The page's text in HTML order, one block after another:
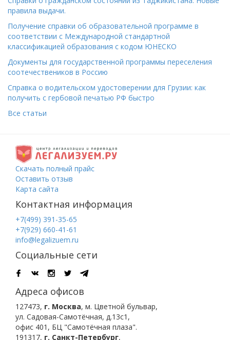
правила выдачи.
Получение справки об образовательной программе в
соответствии с Международной стандартной
классификацией образования с кодом ЮНЕСКО
Документы для государственной программы переселения
соотечествеников в Россию
Справка о водительском удостоверении для Грузии: как
получить с гербовой печатью РФ быстро
Все статьи
Скачать полный прайс
Оставить отзыв
Карта сайта
Контактная информация
+7(499) 391-35-65
+7(929) 660-41-61
info@legalizuem.ru
Социальные сети
Адреса офисов
127473, г. Москва, м. Цветной бульвар,
ул. Садовая-Самотёчная, д.13с1,
офис 401, БЦ "Самотёчная плаза".
191317, г. Санкт-Петербург,